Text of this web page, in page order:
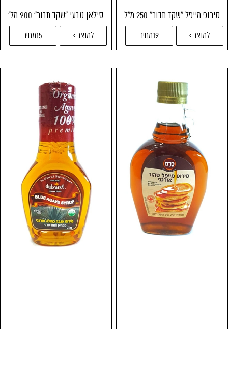
סירופ מייפל "שקד תבור" 250 מ"ל
למוצר > 19מחיר
סילאן טבעי "שקד תבור" 900 מל'
למוצר > 15מחיר